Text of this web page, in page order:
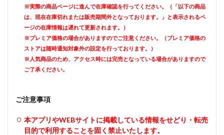
※実際の商品ページに進んで在庫確認を行ってください。（「以下の商品
は、現在在庫切れまたは販売期間外となっております。」と表示されるペ
ージの在庫情報は遅れて更新されます。）
※プレミア価格の場合がありますのでご注意ください。（プレミア価格の
ストアは随時通知対象外の設定を行っております。）
※人気商品のため、アクセス時には完売となっている場合がありますので
ご了承ください。
ご注意事項
本アプリやWEBサイトに掲載している情報をせどり・転売
目的で利用することを固く禁止いたします。